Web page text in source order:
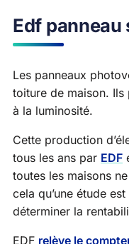
Edf panneau
Les panneaux
toiture de maison. Ils
à la luminosité.
Cette production
tous les ans par EDF
toutes les maisons
cela qu’une étude
déterminer la
EDF relève le